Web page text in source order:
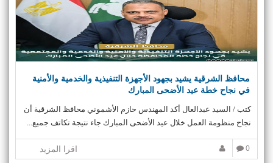
محافظ الشرقية يشيد بجهود الأجهزة التنفيذية والخدمية والأمنية
في نجاح خطة عيد الأضحى المبارك
كتب / السيد عبدالعال أكد المهندس حازم الأشموني محافظ الشرقية أن
نجاح منظومة العمل خلال عيد الأضحى المبارك جاء نتيجة تكاتف جميع...
اقرا المزيد 0